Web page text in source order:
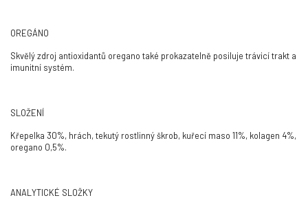
OREGÁNO
Skvělý zdroj antioxidantů oregano také prokazatelně posiluje trávicí trakt a
imunitní systém.
SLOŽENÍ
Křepelka 30%, hrách, tekutý rostlinný škrob, kuřecí maso 11%, kolagen 4%,
oregano 0,5%.
ANALYTICKÉ SLOŽKY